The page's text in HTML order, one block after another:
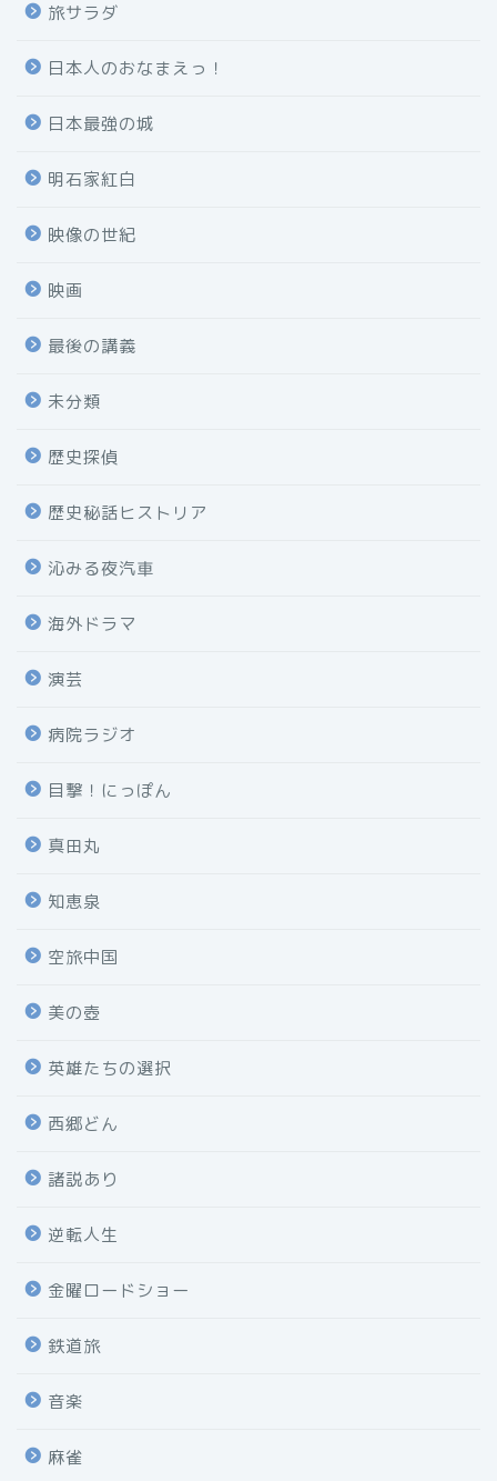
旅サラダ
日本人のおなまえっ！
日本最強の城
明石家紅白
映像の世紀
映画
最後の講義
未分類
歴史探偵
歴史秘話ヒストリア
沁みる夜汽車
海外ドラマ
演芸
病院ラジオ
目撃！にっぽん
真田丸
知恵泉
空旅中国
美の壺
英雄たちの選択
西郷どん
諸説あり
逆転人生
金曜ロードショー
鉄道旅
音楽
麻雀